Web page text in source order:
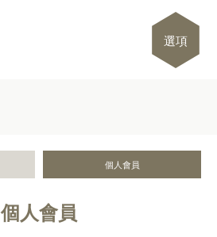
選項
個人會員
個人會員